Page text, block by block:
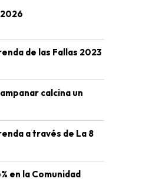
de las Fallas 2023
calcina un
a través de La 8
en la Comunidad